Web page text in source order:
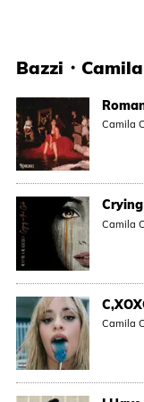
Bazzi ・
Camila
Camila
Camila